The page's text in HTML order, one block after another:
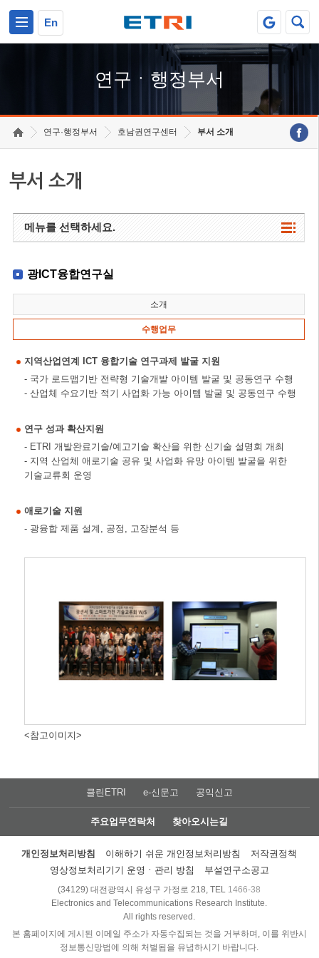
En
연구ㆍ행정부서
연구·행정부서 호남권연구센터 부서 소개
부서 소개
메뉴를 선택하세요.
광ICT융합연구실
소개
수행업무
지역산업연계 ICT 융합기술 연구과제 발굴 지원
- 국가 로드맵기반 전략형 기술개발 아이템 발굴 및 공동연구 수행
- 산업체 수요기반 적기 사업화 가능 아이템 발굴 및 공동연구 수행
연구 성과 확산지원
- ETRI 개발완료기술/예고기술 확산을 위한 신기술 설명회 개최
- 지역 산업체 애로기술 공유 및 사업화 유망 아이템 발굴을 위한
기술교류회 운영
애로기술 지원
- 광융합 제품 설계, 공정, 고장분석 등
<참고이미지>
클린ETRI e-신문고 공익신고
주요업무연락처 찾아오시는길
개인정보처리방침 이해하기 쉬운 개인정보처리방침
저작권정책
영상정보처리기기 운영ㆍ관리 방침
부설연구소공고
(34129) 대전광역시 유성구 가정로 218, TEL 1466-38
Electronics and Telecommunications Research Institute.
All rights reserved.
본 홈페이지에 게시된 이메일 주소가 자동수집되는 것을 거부하며, 이를 위반시
정보통신망법에 의해 처벌됨을 유념하시기 바랍니다.